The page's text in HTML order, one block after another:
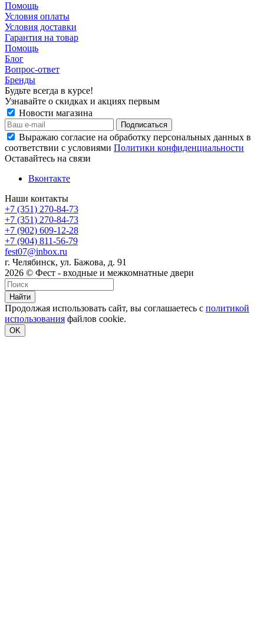
Помощь
Условия оплаты
Условия доставки
Гарантия на товар
Помощь
Блог
Вопрос-ответ
Бренды
Будьте всегда в курсе!
Узнавайте о скидках и акциях первым
Новости магазина
Выражаю согласие на обработку персональных данных в
соответствии с условиями Политики конфиденциальности
Оставайтесь на связи
Вконтакте
Наши контакты
+7 (351) 270-84-73
+7 (351) 270-84-73
+7 (902) 609-12-28
+7 (904) 811-56-79
fest07@inbox.ru
г. Челябинск, ул. Бажова, д. 91
2026 © Фест - входные и межкомнатные двери
Найти
Продолжая использовать сайт, вы соглашаетесь с политикой
использования файлов cookie.
OK